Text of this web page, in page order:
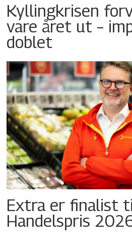
Kyllingkrisen
vare året ut –
doblet
Extra er finalist
Handelspris